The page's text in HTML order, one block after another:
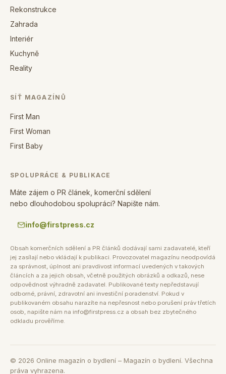
Rekonstrukce
Zahrada
Interiér
Kuchyně
Reality
SÍŤ MAGAZÍNŮ
First Man
First Woman
First Baby
SPOLUPRÁCE & PUBLIKACE
Máte zájem o PR článek, komerční sdělení
nebo dlouhodobou spolupráci? Napište nám.
info@firstpress.cz
Obsah komerčních sdělení a PR článků dodávají sami zadavatelé, kteří
jej zasílají nebo vkládají k publikaci. Provozovatel magazínu neodpovídá
za správnost, úplnost ani pravdivost informací uvedených v takových
článcích a za jejich obsah, včetně použitých obrázků a odkazů, nese
odpovědnost výhradně zadavatel. Publikované texty nepředstavují
odborné, právní, zdravotní ani investiční poradenství. Pokud v
publikovaném obsahu narazíte na nepřesnost nebo porušení práv třetích
osob, napište nám na info@firstpress.cz a obsah bez zbytečného
odkladu prověříme.
© 2026 Online magazín o bydlení – Magazín o bydlení. Všechna
práva vyhrazena.